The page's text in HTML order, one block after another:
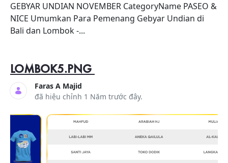
GEBYAR UNDIAN NOVEMBER CategoryName PASEO &
NICE Umumkan Para Pemenang Gebyar Undian di
Bali dan Lombok -...
LOMBOK5.PNG
Faras A Majid
đã hiệu chỉnh 1 Năm trước đây.